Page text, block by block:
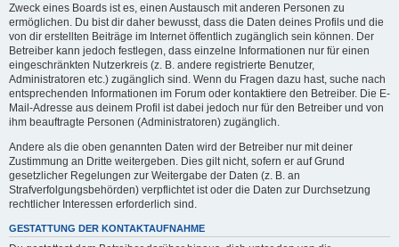
Zweck eines Boards ist es, einen Austausch mit anderen Personen zu
ermöglichen. Du bist dir daher bewusst, dass die Daten deines Profils und die
von dir erstellten Beiträge im Internet öffentlich zugänglich sein können. Der
Betreiber kann jedoch festlegen, dass einzelne Informationen nur für einen
eingeschränkten Nutzerkreis (z. B. andere registrierte Benutzer,
Administratoren etc.) zugänglich sind. Wenn du Fragen dazu hast, suche nach
entsprechenden Informationen im Forum oder kontaktiere den Betreiber. Die E-
Mail-Adresse aus deinem Profil ist dabei jedoch nur für den Betreiber und von
ihm beauftragte Personen (Administratoren) zugänglich.
Andere als die oben genannten Daten wird der Betreiber nur mit deiner
Zustimmung an Dritte weitergeben. Dies gilt nicht, sofern er auf Grund
gesetzlicher Regelungen zur Weitergabe der Daten (z. B. an
Strafverfolgungsbehörden) verpflichtet ist oder die Daten zur Durchsetzung
rechtlicher Interessen erforderlich sind.
GESTATTUNG DER KONTAKTAUFNAHME